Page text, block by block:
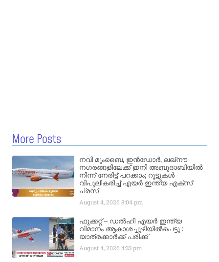
More Posts
നവി മുംബൈ, ഇൻഡോർ, ലഖ്നൗ
നഗരങ്ങളിലേക്ക് ഇനി അബുദാബിയിൽ
നിന്ന് നേരിട്ട് പറക്കാം; റൂട്ടുകൾ
വിപുലീകരിച്ച് എയർ ഇന്ത്യ എക്സ്
പ്രസ്
August 4, 20268:04 pm
ഫൂക്കറ്റ് – ഡൽഹി എയര്‍ ഇന്ത്യ
വിമാനം ആകാശച്ചുഴിയില്‍പെട്ടു :
യാത്രക്കാര്‍ക്ക് പരിക്ക്
August 4, 20264:33 pm